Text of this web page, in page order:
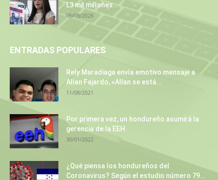
L3 mil millones...
06/08/2026
ENTRADAS POPULARES
Rely Maradiaga envía emotivo mensaje a
Allan Fajardo, «Allan se está...
11/08/2021
Por primera vez, un hondureño asumirá la
gerencia de la EEH
30/01/2022
¿Qué piensa los hondureños del
Coronavirus? Según el estudio número 79...